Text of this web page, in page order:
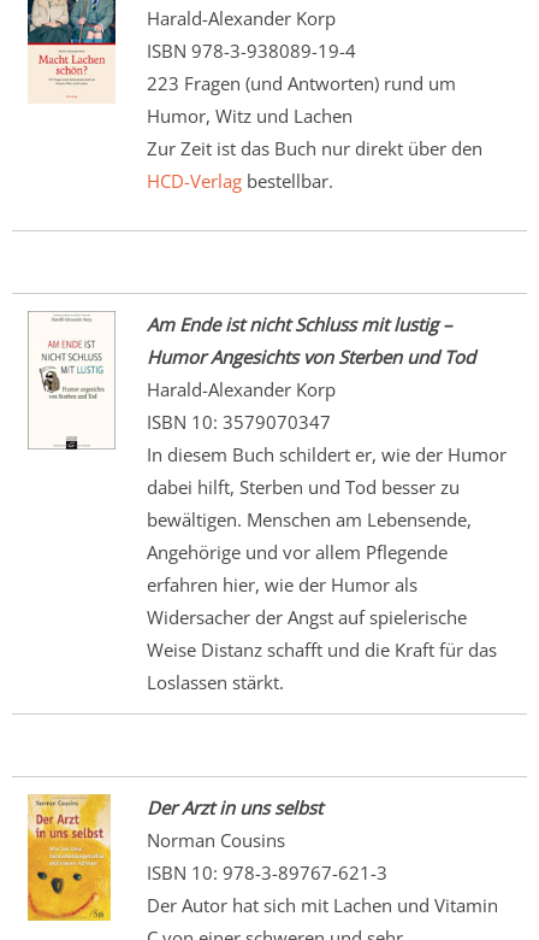
Harald-Alexander Korp
ISBN 978-3-938089-19-4
223 Fragen (und Antworten) rund um
Humor, Witz und Lachen
Zur Zeit ist das Buch nur direkt über den
HCD-Verlag bestellbar.
Am Ende ist nicht Schluss mit lustig –
Humor Angesichts von Sterben und Tod
Harald-Alexander Korp
ISBN 10: 3579070347
In diesem Buch schildert er, wie der Humor
dabei hilft, Sterben und Tod besser zu
bewältigen. Menschen am Lebensende,
Angehörige und vor allem Pflegende
erfahren hier, wie der Humor als
Widersacher der Angst auf spielerische
Weise Distanz schafft und die Kraft für das
Loslassen stärkt.
Der Arzt in uns selbst
Norman Cousins
ISBN 10: 978-3-89767-621-3
Der Autor hat sich mit Lachen und Vitamin